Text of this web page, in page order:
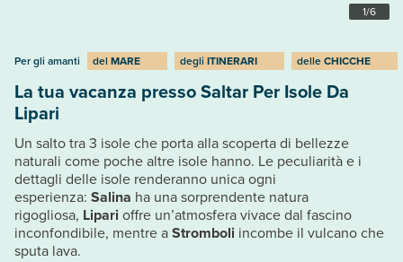
1/6
Per gli amanti del MARE degli ITINERARI delleCHICCHE
La tua vacanza presso Saltar Per Isole Da
Lipari
Un salto tra 3 isole che porta alla scoperta di bellezze
naturali come poche altre isole hanno. Le peculiarità e i
dettagli delle isole renderanno unica ogni
esperienza: Salina ha una sorprendente natura
rigogliosa, Lipari offre un’atmosfera vivace dal fascino
inconfondibile, mentre aStromboli incombe il vulcano che
sputa lava.